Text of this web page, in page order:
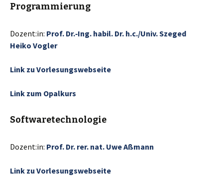
Programmierung
Dozent:in: Prof. Dr.‑Ing. habil. Dr. h.c./Univ. Szeged
Heiko Vogler
Link zu Vorlesungswebseite
Link zum Opalkurs
Softwaretechnologie
Dozent:in: Prof. Dr. rer. nat. Uwe Aßmann
Link zu Vorlesungswebseite